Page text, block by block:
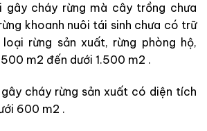
gây cháy rừng mà cây trồng chưa
khoanh nuôi tái sinh chưa có trữ
rừng sản xuất, rừng phòng hộ,
m2 đến dưới 1.500 m2 .
cháy rừng sản xuất có diện tích
600 m2 .